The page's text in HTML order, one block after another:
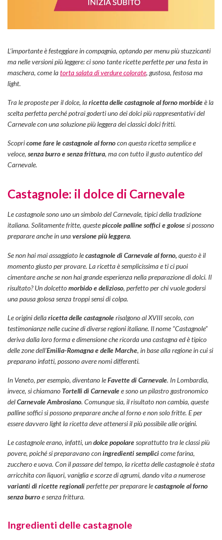
L’importante è festeggiare in compagnia, optando per menu più stuzzicanti
ma nelle versioni più leggere: ci sono tante ricette perfette per una festa in
maschera, come latorta salata di verdure colorate, gustosa, festosa ma
light.
Tra le proposte per il dolce, laricetta delle castagnole al forno morbideè la
scelta perfetta perché potrai goderti uno dei dolci più rappresentativi del
Carnevale con una soluzione più leggera dei classici dolci fritti.
Scopricome fare le castagnole al fornocon questa ricetta semplice e
veloce, senza burro e senza frittura, ma con tutto il gusto autentico del
Carnevale.
Castagnole: il dolce di Carnevale
Le castagnole sono uno un simbolo del Carnevale, tipici della tradizione
italiana. Solitamente fritte, questepiccole palline soffici e golosesi possono
preparare anche in unaversione più leggera.
Se non hai mai assaggiato lecastagnole di Carnevale al forno,questo è il
momento giusto per provare. La ricetta è semplicissima e ti ci puoi
cimentare anche se non hai grande esperienza nella preparazione di dolci. Il
risultato? Un dolcettomorbido e delizioso, perfetto per chi vuole godersi
una pausa golosa senza troppi sensi di colpa.
Le origini dellaricetta delle castagnolerisalgono al XVIII secolo, con
testimonianze nelle cucine di diverse regioni italiane. Il nome “Castagnole”
deriva dalla loro forma e dimensione che ricorda una castagna ed è tipico
delle zone dell’Emilia-Romagna e delle Marche, in base alla regione in cui si
preparano infatti, possono avere nomi differenti.
In Veneto, per esempio, diventano leFavette di Carnevale. In Lombardia,
invece, si chiamano Tortelli di Carnevalee sono un pilastro gastronomico
delCarnevale Ambrosiano. Comunque sia, il risultato non cambia, queste
palline soffici si possono preparare anche al forno e non solo fritte. E per
essere davvero light la ricetta deve attenersi il più possibile alle origini.
Le castagnole erano, infatti, undolce popolaresoprattutto tra le classi più
povere, poiché si preparavano coningredienti semplicicome farina,
zucchero e uova. Con il passare del tempo, la ricetta dellecastagnoleè stata
arricchita con liquori, vaniglia e scorze di agrumi, dando vita a numerose
varianti di ricette regionaliperfette per preparare lecastagnole al forno
senza burroe senza frittura.
Ingredienti delle castagnole